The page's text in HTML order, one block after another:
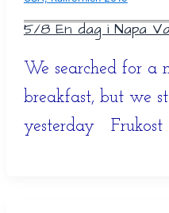
5/8 En dag i Napa
We searched for a
breakfast, but we
yesterday Frukost